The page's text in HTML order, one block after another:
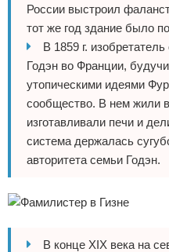
России выстроил
тот же год здание было
В 1859 г.
Годэн во Франции,
утопическими идеями
сообщество. В нем жили
изготавливали печи и
система держалась
авторитета семьи Годэн.
В конце XIX века на